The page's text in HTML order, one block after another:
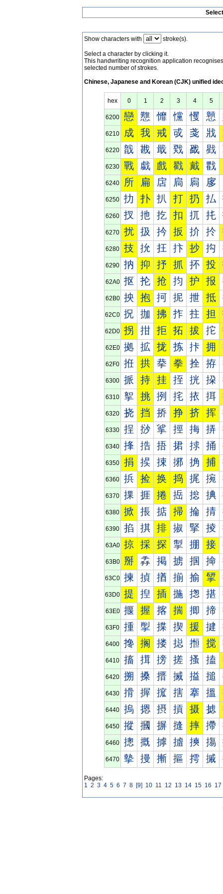
Show characters with stroke(s).
Select a character by clicking it.
This handwriting recognition application
selected number of strokes.
Chinese, Japanese and Korean (CJK) unified
hex 0 1 2 3 4 5
6200 戀 戁 戂 戃 戄 戅
6210 成 我 戒 戓 戔 戕
6220 戠 戡 戢 戣 戤 戥
6230 戰 戱 戲 戳 戴 戵
6240 所 扁 扂 扃 扄 扅
6250 扐 扑 扒 打 扔 払
6260 扠 扡 扢 扣 扤 扥
6270 扰 扱 扲 扳 扴 扵
6280 技 抁 抂 抃 抄 抅
6290 抐 抑 抒 抓 抔 投
62A0 抠 抡 抢 抣 护 报
62B0 抰 抱 抲 抳 抴 抵
62C0 拀 拁 拂 拃 拄 担
62D0 拐 拑 拒 拓 拔 拕
62E0 拠 拡 拢 拣 拤 拥
62F0 拰 拱 拲 拳 拴 拵
6300 挀 持 挂 挃 挄 挅
6310 挐 挑 挒 挓 挔 挕
6320 挠 挡 挢 挣 挤 挥
6330 挰 挱 挲 挳 挴 挵
6340 捀 捁 捂 捃 捄 捅
6350 捐 捑 捒 捓 捔 捕
6360 捠 捡 换 捣 捤 捥
6370 捰 捱 捲 捳 捴 捵
6380 掀 掁 掂 掃 掄 掅
6390 掐 掑 排 掓 掔 掕
63A0 掠 採 探 掣 掤 接
63B0 掰 掱 掲 掳 掴 掵
63C0 揀 揁 揂 揃 揄 揅
63D0 提 揑 插 揓 揔 揕
63E0 揠 握 揢 揣 揤 揥
63F0 揰 揱 揲 揳 援 揵
6400 搀 搁 搂 搃 搄 搅
6410 搐 搑 搒 搓 搔 搕
6420 搠 搡 搢 搣 搤 搥
6430 搰 搱 搲 搳 搴 搵
6440 摀 摁 摂 摃 摄 摅
6450 摐 摑 摒 摓 摔 摕
6460 摠 摡 摢 摣 摤 摥
6470 摰 摱 摲 摳 摴 摵
Pages:
1 2 3 4 5 6 7 8 [9] 10 11 12 13 14 15 16 17